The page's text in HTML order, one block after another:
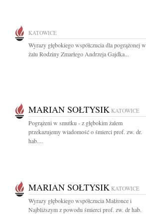
KATOWICE
Wyrazy głębokiego współczucia dla pogrążonej w
żalu Rodziny Zmarłego Andrzeja Gajdka...
MARIAN SOŁTYSIK KATOWICE
Pogrążeni w smutku - z głębokim żalem
przekazujemy wiadomość o śmierci prof. zw. dr.
hab....
MARIAN SOŁTYSIK KATOWICE
Wyrazy głębokiego współczucia Małżonce i
Najbliższym z powodu śmierci prof. zw. dr hab.